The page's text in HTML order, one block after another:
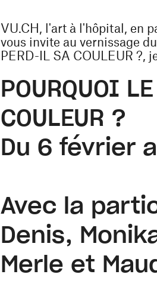
VU.CH, l'art à l'hôpital, en
vous invite au vernissage
PERD-IL SA COULEUR ?,
POURQUOI
COULEUR ?
Du 6 février
Avec la
Denis,
Merle et